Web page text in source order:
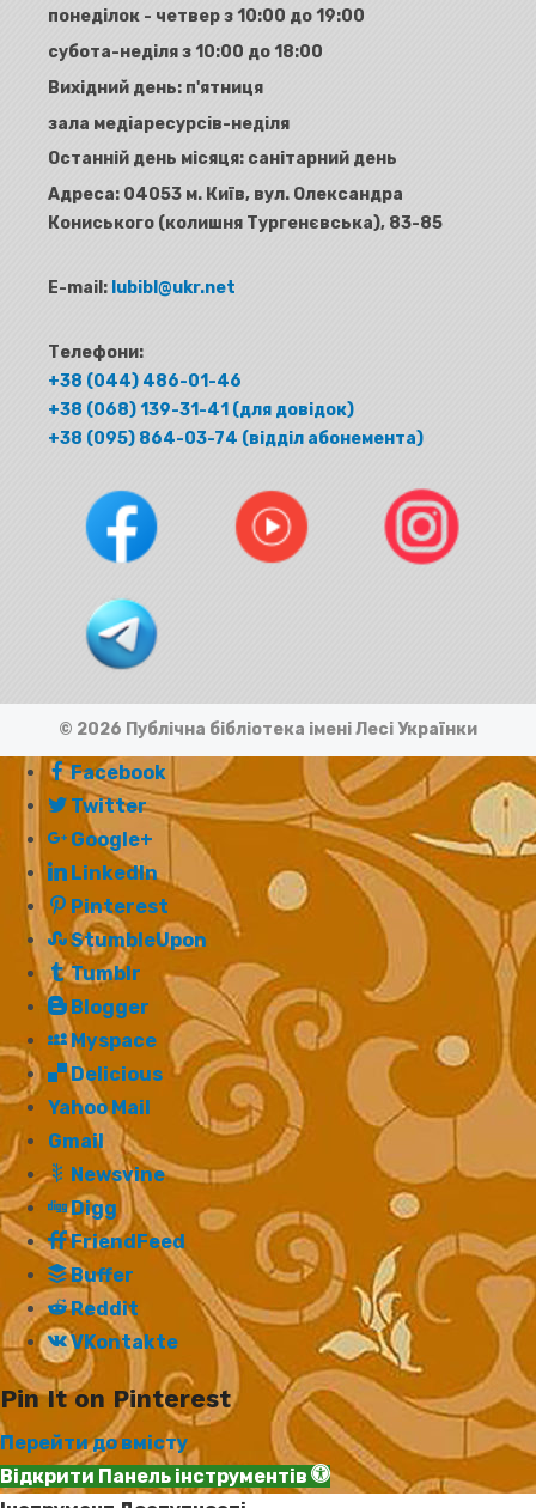
понеділок - четвер з 10:00 до 19:00
субота-неділя з 10:00 до 18:00
Вихідний день: п'ятниця
зала медіаресурсів-неділя
Останній день місяця: санітарний день
Адреса: 04053 м. Київ, вул. Олександра
Кониського (колишня Тургенєвська), 83-85
E-mail: lubibl@ukr.net
Телефони:
+38 (044) 486-01-46
+38 (068) 139-31-41 (для довідок)
+38 (095) 864-03-74 (відділ абонемента)
© 2026 Публічна бібліотека імені Лесі Українки
Facebook
Twitter
Google+
LinkedIn
Pinterest
StumbleUpon
Tumblr
Blogger
Myspace
Delicious
Yahoo Mail
Gmail
Newsvine
Digg
FriendFeed
Buffer
Reddit
VKontakte
Pin It on Pinterest
Перейти до вмісту
Відкрити Панель інструментів